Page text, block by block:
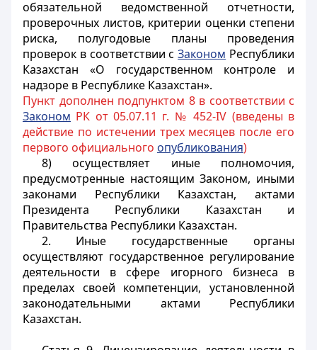
обязательной ведомственной отчетности,
проверочных листов, критерии оценки степени
риска, полугодовые планы проведения
проверок в соответствии сЗаконом Республики
Казахстан «О государственном контроле и
надзоре в Республике Казахстан».
Пункт дополнен подпунктом 8 в соответствии с
Законом РК от 05.07.11 г. № 452-IV (введены в
действие по истечении трех месяцев после его
первого официального опубликования)
8) осуществляет иные полномочия,
предусмотренные настоящим Законом, иными
законами Республики Казахстан, актами
Президента Республики Казахстан и
Правительства Республики Казахстан.
2. Иные государственные органы
осуществляют государственное регулирование
деятельности в сфере игорного бизнеса в
пределах своей компетенции, установленной
законодательными актами Республики
Казахстан.